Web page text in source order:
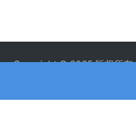
Copyright © 2025 版权所有